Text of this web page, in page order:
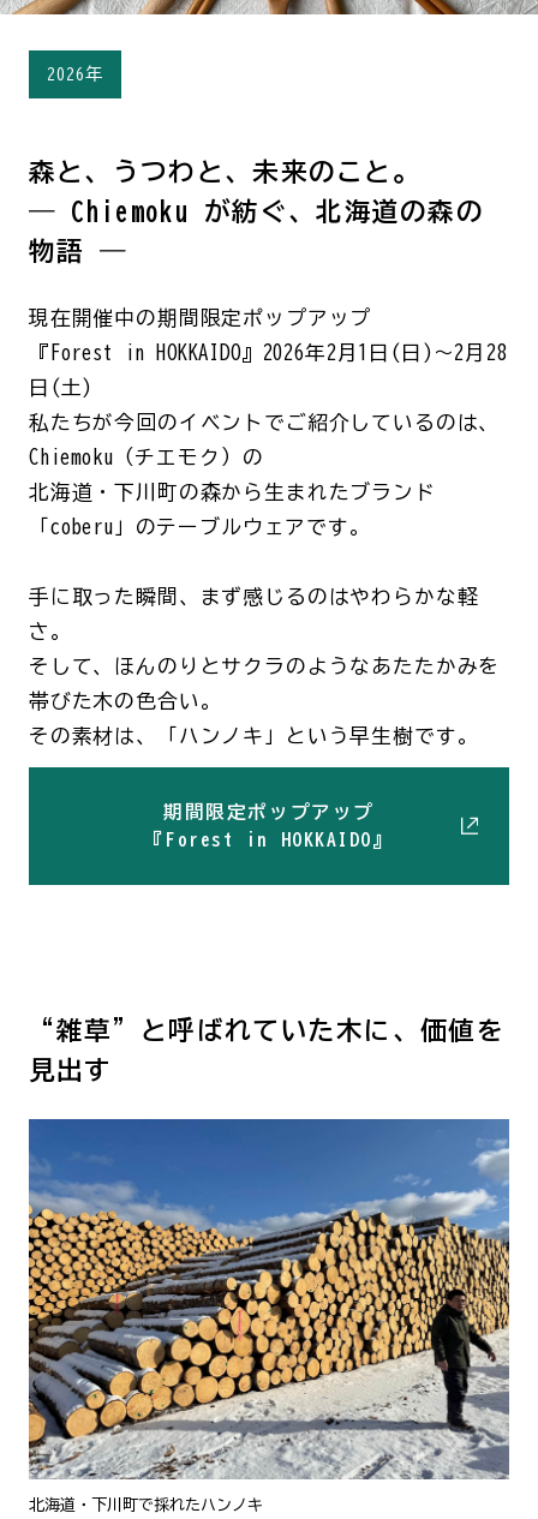
2026年
森と、うつわと、未来のこと。
― Chiemoku が紡ぐ、北海道の森の
物語 ―
現在開催中の期間限定ポップアップ
『Forest in HOKKAIDO』2026年2月1日(日)～2月28
日(土)
私たちが今回のイベントでご紹介しているのは、
Chiemoku（チエモク）の
北海道・下川町の森から生まれたブランド
「coberu」のテーブルウェアです。
手に取った瞬間、まず感じるのはやわらかな軽
さ。
そして、ほんのりとサクラのようなあたたかみを
帯びた木の色合い。
その素材は、「ハンノキ」という早生樹です。
期間限定ポップアップ
『Forest in HOKKAIDO』
“雑草”と呼ばれていた木に、価値を
見出す
北海道・下川町で採れたハンノキ